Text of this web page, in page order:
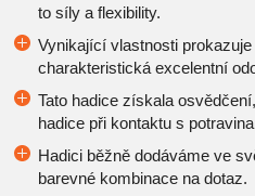
to síly a flexibility.
Vynikající vlastnosti
charakteristická excelentní
Tato hadice získala
hadice při kontaktu s
Hadici běžně dodáváme ve
barevné kombinace na dotaz.